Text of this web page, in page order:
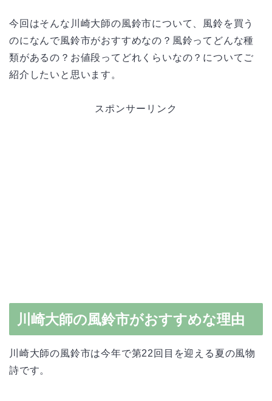
今回はそんな川崎大師の風鈴市について、風鈴を買う
のになんで風鈴市がおすすめなの？風鈴ってどんな種
類があるの？お値段ってどれくらいなの？についてご
紹介したいと思います。
スポンサーリンク
川崎大師の風鈴市がおすすめな理由
川崎大師の風鈴市は今年で第22回目を迎える夏の風物
詩です。